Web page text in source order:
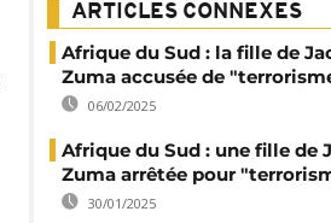
ARTICLES CONNEXES
Afrique du Sud : la fille de
Zuma accusée de
06/02/2025
Afrique du Sud : une fille de
Zuma arrêtée pour
30/01/2025